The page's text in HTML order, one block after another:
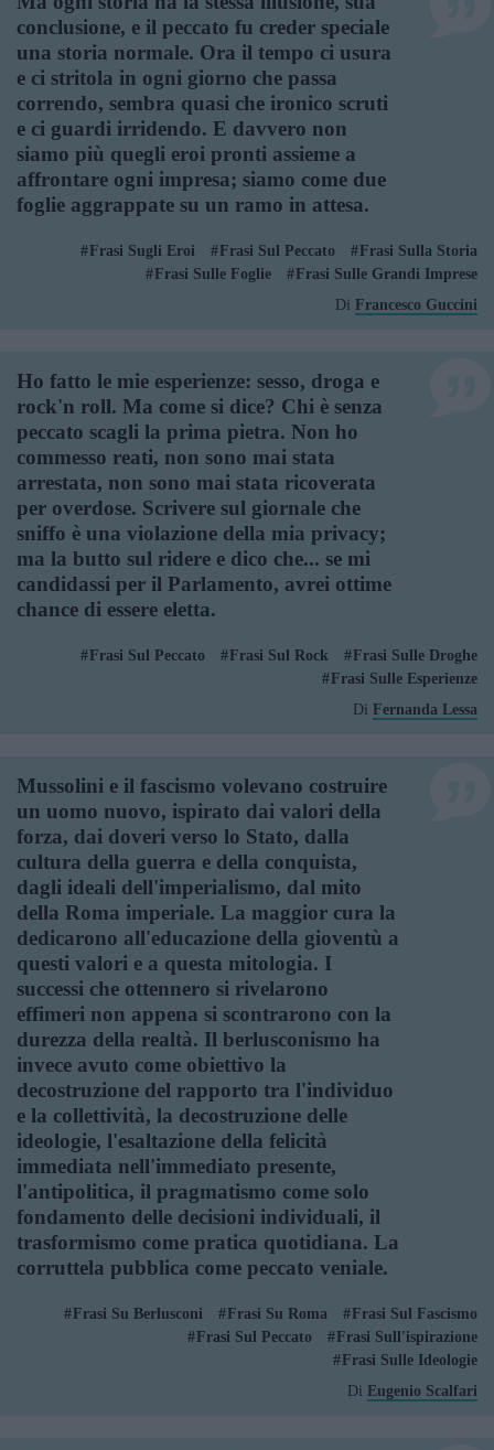
conclusione, e il peccato fu creder speciale
una storia normale. Ora il tempo ci usura
e ci stritola in ogni giorno che passa
correndo, sembra quasi che ironico scruti
e ci guardi irridendo. E davvero non
siamo più quegli eroi pronti assieme a
affrontare ogni impresa; siamo come due
foglie aggrappate su un ramo in attesa.
Frasi Sugli Eroi Frasi Sul Peccato
Frasi Sulla Storia
Frasi Sulle Foglie
Frasi Sulle Grandi Imprese
Di Francesco Guccini
Ho fatto le mie esperienze: sesso, droga e
rock'n roll. Ma come si dice? Chi è senza
peccato scagli la prima pietra. Non ho
commesso reati, non sono mai stata
arrestata, non sono mai stata ricoverata
per overdose. Scrivere sul giornale che
sniffo è una violazione della mia privacy;
ma la butto sul ridere e dico che... se mi
candidassi per il Parlamento, avrei ottime
chance di essere eletta.
Frasi Sul Peccato Frasi Sul Rock
Frasi Sulle Droghe
Frasi Sulle Esperienze
Di Fernanda Lessa
Mussolini e il fascismo volevano costruire
un uomo nuovo, ispirato dai valori della
forza, dai doveri verso lo Stato, dalla
cultura della guerra e della conquista,
dagli ideali dell'imperialismo, dal mito
della Roma imperiale. La maggior cura la
dedicarono all'educazione della gioventù a
questi valori e a questa mitologia. I
successi che ottennero si rivelarono
effimeri non appena si scontrarono con la
durezza della realtà. Il berlusconismo ha
invece avuto come obiettivo la
decostruzione del rapporto tra l'individuo
e la collettività, la decostruzione delle
ideologie, l'esaltazione della felicità
immediata nell'immediato presente,
l'antipolitica, il pragmatismo come solo
fondamento delle decisioni individuali, il
trasformismo come pratica quotidiana. La
corruttela pubblica come peccato veniale.
Frasi Su Berlusconi Frasi Su Roma
Frasi Sul Fascismo
Frasi Sul Peccato
Frasi Sull'ispirazione
Frasi Sulle Ideologie
Di Eugenio Scalfari